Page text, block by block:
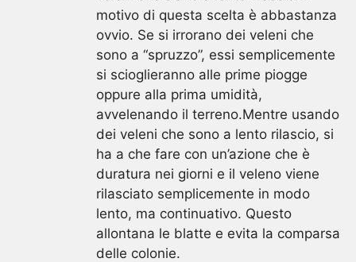
motivo di questa scelta è abbastanza
ovvio. Se si irrorano dei veleni che
sono a “spruzzo”, essi semplicemente
si scioglieranno alle prime piogge
oppure alla prima umidità,
avvelenando il terreno.Mentre usando
dei veleni che sono a lento rilascio, si
ha a che fare con un’azione che è
duratura nei giorni e il veleno viene
rilasciato semplicemente in modo
lento, ma continuativo. Questo
allontana le blatte e evita la comparsa
delle colonie.